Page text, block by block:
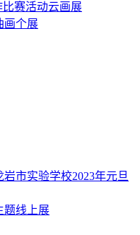
比赛活动云画展
画个展
市实验学校2023年元旦
题线上展